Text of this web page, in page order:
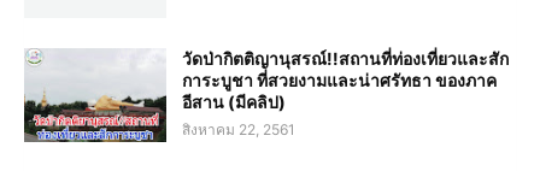
วัดป่ากิตติญานุสรณ์!!สถานที่ท่องเที่ยวและสัก
การะบูชา ที่สวยงามและน่าศรัทธา ของภาค
อีสาน (มีคลิป)
สิงหาคม 22, 2561